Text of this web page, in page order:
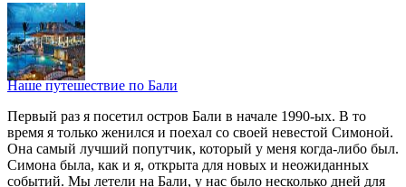
Наше путешествие по Бали
Первый раз я посетил остров Бали в начале 1990-ых. В то
время я только женился и поехал со своей невестой Симоной.
Она самый лучший попутчик, который у меня когда-либо был.
Симона была, как и я, открыта для новых и неожиданных
событий. Мы летели на Бали, у нас было несколько дней для